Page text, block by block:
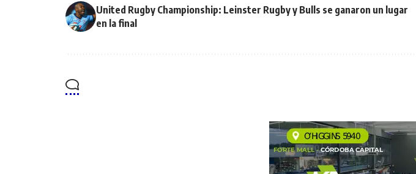
United Rugby Championship: Leinster Rugby y Bulls se ganaron un lugar
en la final